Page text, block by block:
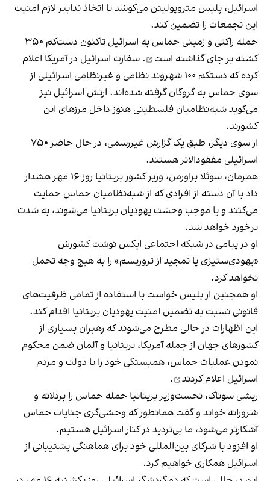
اسرائیل، پلیس متروپولیتن می‌کوشد با اتخاذ تدابیر لازم امنیت
این تجمعات را تضمین کند.
حمله راکتی و زمینی حماس به اسرائیل تاکنون دست‌کم ۳۵۰
کشته بر جای گذاشته است
. سفارت اسرائیل در آمریکا اعلام
کرده که دستکم ۱۰۰ شهروند نظامی و غیرنظامی اسرائیلی از
سوی حماس به گروگان گرفته شده‌اند. ارتش اسرائیل نیز
می‌گوید شبه‌نظامیان فلسطینی هنوز داخل مرزهای این
کشورند.
از سوی دیگر، طبق یک گزارش غیررسمی، در حال حاضر ۷۵۰
اسرائیلی مفقودالاثر هستند.
همزمان، سوئلا براورمن، وزیر کشور بریتانیا روز ۱۶ مهر
هشدار
دادبا آن دسته از افرادی که از شبه‌نظامیان حماس حمایت
می‌کنند و یا موجب وحشت یهودیان بریتانیا می‌شوند، به شدت
برخورد خواهد شد.
او در پیامی در شبکه اجتماعی ایکس نوشت کشورش
«یهودی‌ستیزی یا تمجید از تروریسم» را به هیچ وجه تحمل
نخواهد کرد.
او همچنین از پلیس خواست با استفاده از تمامی ظرفیت‌های
قانونی نسبت به تضمین امنیت یهودیان بریتانیا اقدام کند.
این اظهارات در حالی مطرح می‌شوند که رهبران بسیاری از
کشورهای جهان از جمله آمریکا، بریتانیا و آلمان ضمن محکوم
نمودن عملیات حماس، همبستگی خود را با دولت و مردم
اسرائیل اعلام کردند
.
ریشی سوناک، نخست‌وزیر بریتانیا حمله حماس را بزدلانه و
شرورانه خواند و گفت همانطور که وحشی‌گری جنایات حماس
آشکارتر می‌شود، ما بی‌تردید در کنار اسرائیل هستیم.
او افزود با شرکای بین‌المللی خود برای هماهنگی پشتیبانی از
اسرائیل همکاری خواهیم کرد.